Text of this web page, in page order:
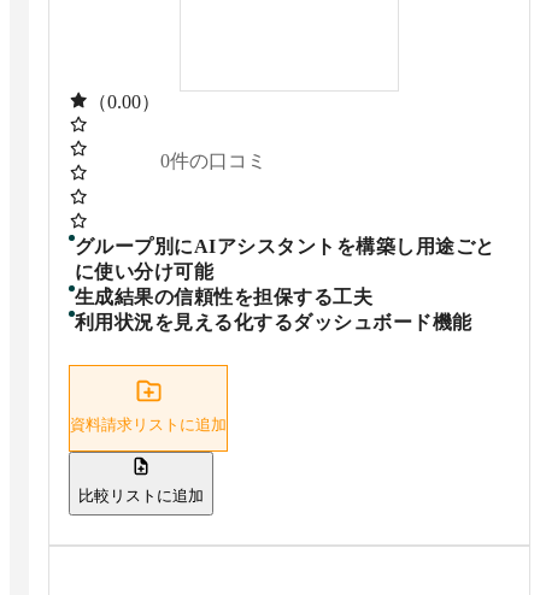
（0.00）
0件の口コミ
グループ別にAIアシスタントを構築し用途ごと
に使い分け可能
生成結果の信頼性を担保する工夫
利用状況を見える化するダッシュボード機能
資料請求リストに追加
比較リストに追加